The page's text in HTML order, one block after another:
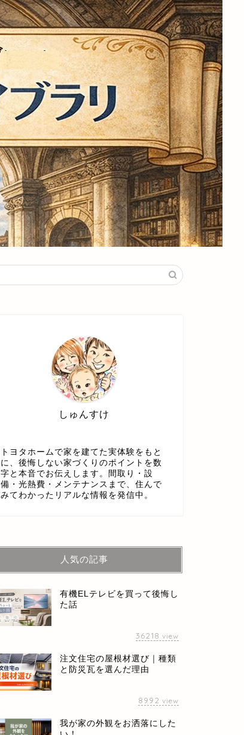
しゅんすけ
トヨタホームで家を建てた実体験をもと
に、後悔しない家づくりのポイントを数
字と本音でお伝えします。間取り・設
備・光熱費・メンテナンスまで、住んで
みてわかったリアルな情報を発信中。
人気の記事
有機ELテレビを買って後悔し
た話
36218 view
注文住宅の屋根材選び｜種類
と防災瓦を選んだ理由
8992 view
我が家の外観をお洒落にした